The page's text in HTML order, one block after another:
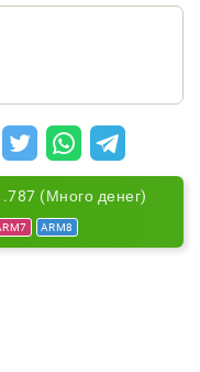
есть причины.
спокойно
А разработчики
добавляют
(Много денег)
ARM8